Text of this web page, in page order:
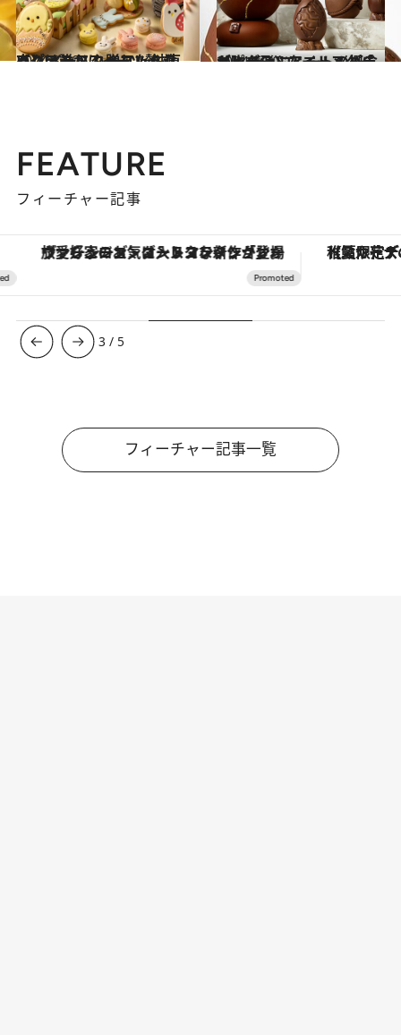
2024.3.20
【グランド ハイアット 東京】 イースターコレクションは誰かに 贈りたくなるパステルスイーツ勢揃い
グルメ 2024.3.20
【ピエール・エルメ・パリ】 チョコレートの概念が吹っ飛ぶアート 〈パラドックス〉なイースターエッグ
グルメ
FEATURE
フィーチャー記事
ヴァシュロン・コンスタンタン「オーヴァーシーズ・オートマティック」。旅愛好家のお気に入りコレクションから、ジェンダーレスな新作が登場 【夏限定ディナーコース】旬を
3 / 5
フィーチャー記事一覧